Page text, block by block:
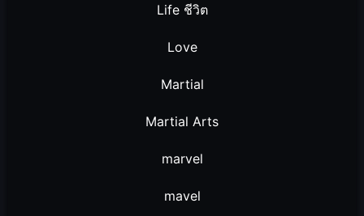
Life ชีวิต
Love
Martial
Martial Arts
marvel
mavel